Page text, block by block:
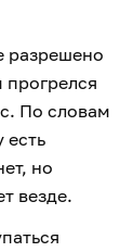
разрешено
По словам
есть
но
везде.